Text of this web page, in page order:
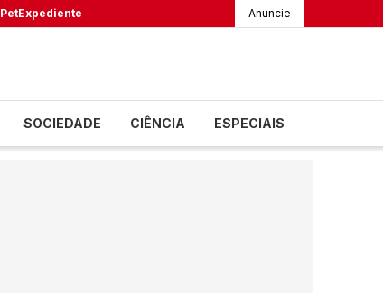
PetExpediente Anuncie
SOCIEDADE CIÊNCIA ESPECIAIS